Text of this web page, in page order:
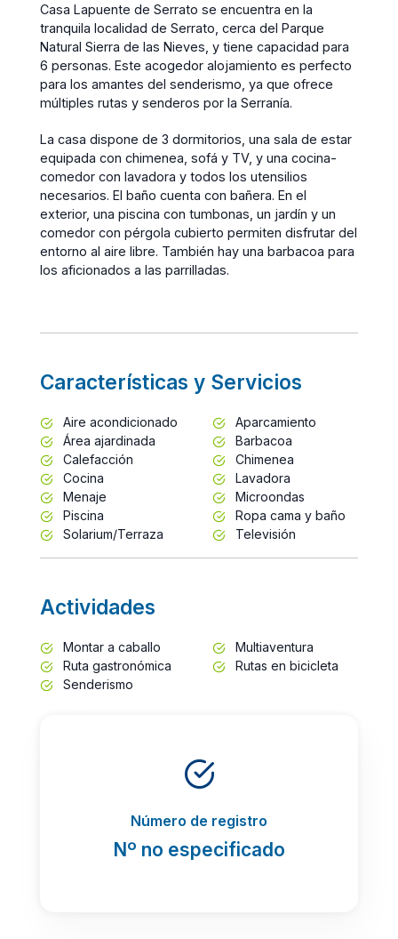
Casa Lapuente de Serrato se encuentra en la
tranquila localidad de Serrato, cerca del Parque
Natural Sierra de las Nieves, y tiene capacidad para
6 personas. Este acogedor alojamiento es perfecto
para los amantes del senderismo, ya que ofrece
múltiples rutas y senderos por la Serranía.
La casa dispone de 3 dormitorios, una sala de estar
equipada con chimenea, sofá y TV, y una cocina-
comedor con lavadora y todos los utensilios
necesarios. El baño cuenta con bañera. En el
exterior, una piscina con tumbonas, un jardín y un
comedor con pérgola cubierto permiten disfrutar del
entorno al aire libre. También hay una barbacoa para
los aficionados a las parrilladas.
Características y Servicios
Aire acondicionado
Aparcamiento
Área ajardinada
Barbacoa
Calefacción
Chimenea
Cocina
Lavadora
Menaje
Microondas
Piscina
Ropa cama y baño
Solarium/Terraza
Televisión
Actividades
Montar a caballo
Multiaventura
Ruta gastronómica
Rutas en bicicleta
Senderismo
Número de registro
Nº no especificado